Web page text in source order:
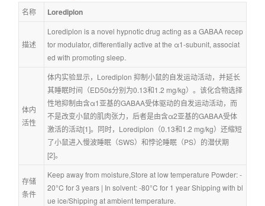
名称 Lorediplon
描述
Lorediplon is a novel hypnotic drug acting as a GABAA recep
tor modulator, differentially active at the α1-subunit, associat
ed with promoting sleep.
体内
活性
体内实验显示，Lorediplon 抑制小鼠的自发运动活动，并延长
其睡眠时间（ED50s分别为0.13和1.2 mg/kg）。该化合物选择
性地抑制由含α1亚基的GABAA受体驱动的自发运动活动，而
不是改变小鼠的肌肉张力，后者是由含α2亚基的GABAA受体
激活的活动[1]。同时，Lorediplon（0.13和1.2 mg/kg）还缩短
了小鼠进入慢波睡眠（SWS）和悖论睡眠（PS）的潜伏期
[2]。
存储
条件
Keep away from moisture,Store at low temperature Powder: -
20°C for 3 years | In solvent: -80°C for 1 year Shipping with bl
ue ice/Shipping at ambient temperature.